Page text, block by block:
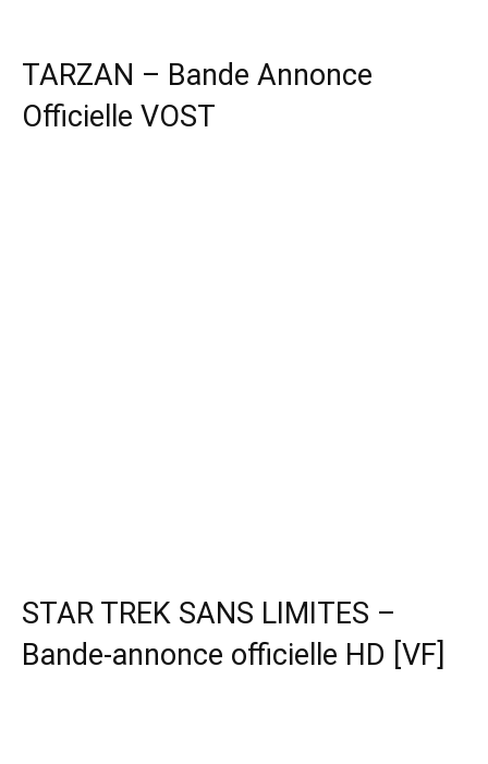
TARZAN – Bande Annonce
Officielle VOST
STAR TREK SANS LIMITES –
Bande-annonce officielle HD [VF]